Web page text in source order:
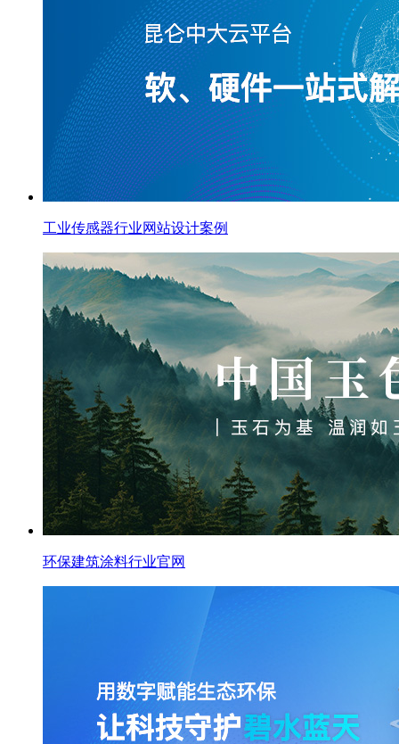
工业传感器行业网站设计案例
环保建筑涂料行业官网